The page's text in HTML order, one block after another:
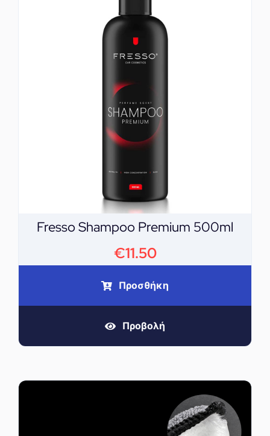
Fresso Shampoo Premium 500ml
€11.50
Προσθήκη
Προβολή